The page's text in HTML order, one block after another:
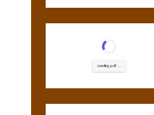
Loading poll ...